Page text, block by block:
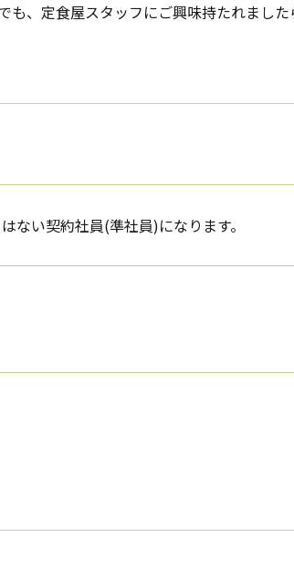
、定食屋スタッフにご興味持たれまし
ない契約社員(準社員)になります。